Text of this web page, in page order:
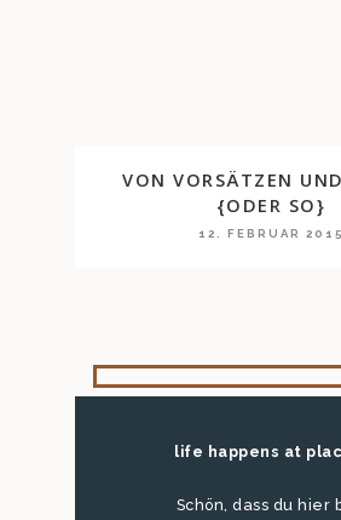
VON VORSÄTZEN
{ODER SO}
12. FEBRUAR 2015
life happens at
Schön, dass du hier